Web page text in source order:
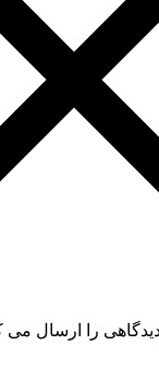
را ارسال می